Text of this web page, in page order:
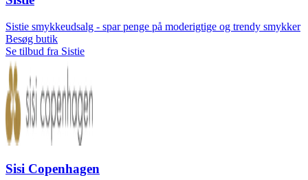
Sistie smykkeudsalg - spar penge på moderigtige og trendy smykker
Besøg butik
Se tilbud fra Sistie
Sisi Copenhagen